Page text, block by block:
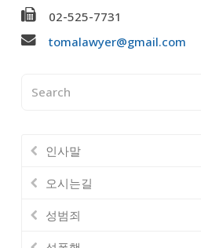
02-525-7731
tomalawyer@gmail.com
인사말
오시는길
성범죄